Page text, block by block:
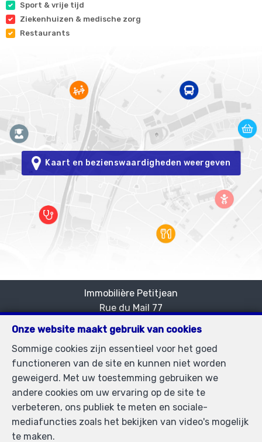
Sport & vrije tijd
Ziekenhuizen & medische zorg
Restaurants
Kaart en bezienswaardigheden weergeven
Onze website maakt gebruik van cookies
Sommige cookies zijn essentieel voor het goed
functioneren van de site en kunnen niet worden
geweigerd. Met uw toestemming gebruiken we
andere cookies om uw ervaring op de site te
verbeteren, ons publiek te meten en sociale-
mediafuncties zoals het bekijken van video's mogelijk
te maken.
Immobilière Petitjean
—
Rue du Mail 77
1050 Bruxelles
TEL.02/537.03.70
—
immopetitjean@gmail.com
BIV-erkende vastgoedmakelaar in België, BIV N°
505438 - Ondernemingsnummer : BTW BE-
0425.723.793- Toezichthoudende Autoriteit :
Beroepinstituut van Vastgoedmakelaars
Luxemburgstraat, 16B - 1000 Brussel (+32 2 505 38 50